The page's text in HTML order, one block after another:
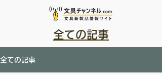
全ての記事
全ての記事